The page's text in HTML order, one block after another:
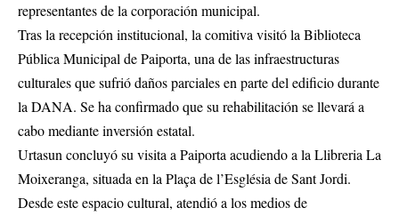
representantes de la corporación municipal.
Tras la recepción institucional, la comitiva visitó la Biblioteca
Pública Municipal de Paiporta, una de las infraestructuras
culturales que sufrió daños parciales en parte del edificio durante
la DANA. Se ha confirmado que su rehabilitación se llevará a
cabo mediante inversión estatal.
Urtasun concluyó su visita a Paiporta acudiendo a la Llibreria La
Moixeranga, situada en la Plaça de l’Església de Sant Jordi.
Desde este espacio cultural, atendió a los medios de